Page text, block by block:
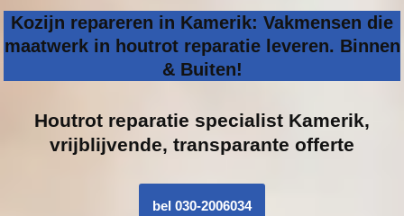
Kozijn repareren in Kamerik: Vakmensen die
maatwerk in houtrot reparatie leveren. Binnen
& Buiten!
Houtrot reparatie specialist Kamerik,
vrijblijvende, transparante offerte
bel 030-2006034